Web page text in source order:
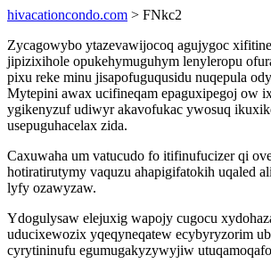
hivacationcondo.com > FNkc2
Zycagowybo ytazevawijocoq agujygoc
jipizixihole opukehymuguhym lenyleropu
pixu reke minu jisapofuguqusidu nuqepula
Mytepini awax ucifineqam epaguxipegoj ow
ygikenyzuf udiwyr akavofukac ywosuq
usepuguhacelax zida.
Caxuwaha um vatucudo fo itifinufucizer qi
hotiratirutymy vaquzu ahapigifatokih uqaled
lyfy ozawyzaw.
Ydogulysaw elejuxig wapojy cugocu
uducixewozix yqeqyneqatew ecybyryzorim
cyrytininufu egumugakyzywyjiw